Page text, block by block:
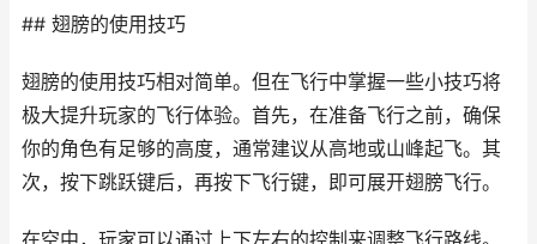
## 翅膀的使用技巧
翅膀的使用技巧相对简单。但在飞行中掌握一些小技巧将
极大提升玩家的飞行体验。首先，在准备飞行之前，确保
你的角色有足够的高度，通常建议从高地或山峰起飞。其
次，按下跳跃键后，再按下飞行键，即可展开翅膀飞行。